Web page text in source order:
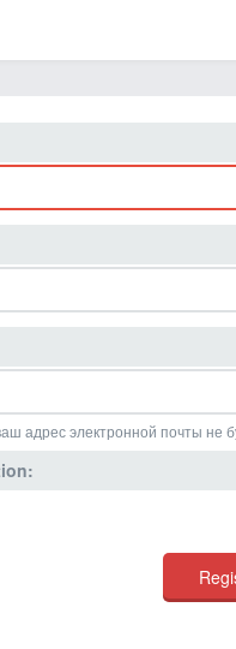
адрес электронной почты не